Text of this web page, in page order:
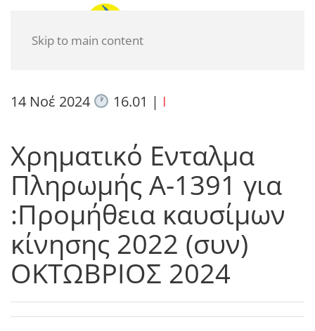
Skip to main content
14 Νοέ 2024 16.01 | I
Χρηματικό Ενταλμα
Πληρωμής Α-1391 για
:Προμήθεια καυσίμων
κίνησης 2022 (συν)
ΟΚΤΩΒΡΙΟΣ 2024